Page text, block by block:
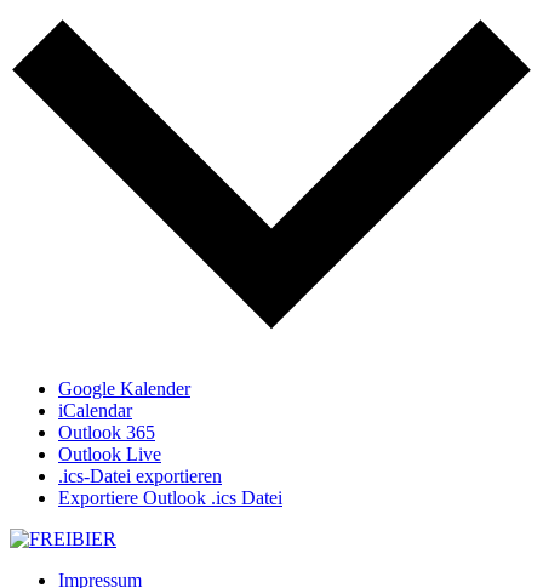
Google Kalender
iCalendar
Outlook 365
Outlook Live
.ics-Datei exportieren
Exportiere Outlook .ics Datei
Impressum